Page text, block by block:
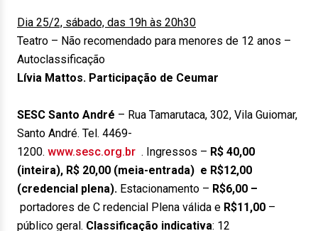
Dia 25/2, sábado, das 19h às 20h30
Teatro – Não recomendado para menores de 12 anos –
Autoclassificação
Lívia Mattos. Participação de Ceumar
SESC Santo André – Rua Tamarutaca, 302, Vila Guiomar,
Santo André. Tel. 4469-
1200. www.sesc.org.br . Ingressos – R$ 40,00
(inteira), R$ 20,00 (meia-entrada) e R$12,00
(credencial plena). Estacionamento – R$6,00 –
portadores de C redencial Plena válida e R$11,00 –
público geral. Classificação indicativa: 12